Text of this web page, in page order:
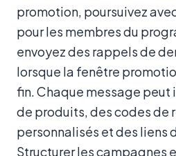
promotion, poursuivez
pour les membres du
envoyez des rappels de
lorsque la fenêtre
fin. Chaque message peut
de produits, des codes de
personnalisés et des liens
Structurer les campagnes